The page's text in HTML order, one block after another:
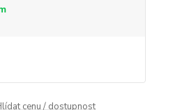
cenu / dostupnost